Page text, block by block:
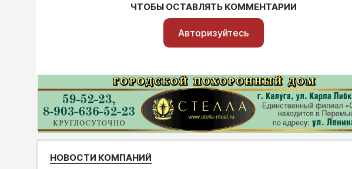
ЧТОБЫ ОСТАВЛЯТЬ КОММЕНТАРИИ
Авторизуйтесь
НОВОСТИ КОМПАНИЙ